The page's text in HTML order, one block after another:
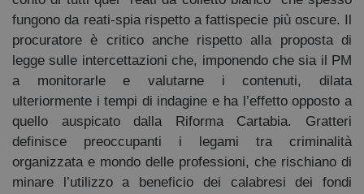
fungono da reati-spia rispetto a fattispecie più oscure. Il
procuratore è critico anche rispetto alla proposta di
legge sulle intercettazioni che, imponendo che sia il PM
a monitorarle e valutarne i contenuti, dilata
ulteriormente i tempi di indagine e ha l’effetto opposto a
quello auspicato dalla Riforma Cartabia. Gratteri
definisce preoccupanti i legami tra criminalità
organizzata e mondo delle professioni, che rischiano di
minare l’utilizzo a beneficio dei calabresi dei fondi